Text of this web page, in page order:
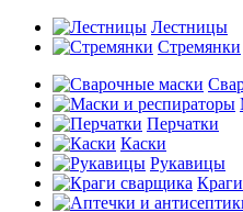
Лестницы
Стремянки
Перчатки
Каски
Рукавицы